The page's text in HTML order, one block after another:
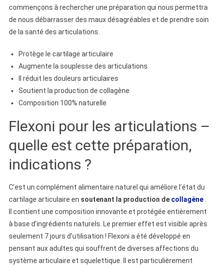
commençons à rechercher une préparation qui nous permettra
de nous débarrasser des maux désagréables et de prendre soin
de la santé des articulations.
Protège le cartilage articulaire
Augmente la souplesse des articulations
Il réduit les douleurs articulaires
Soutient la production de collagène
Composition 100% naturelle
Flexoni pour les articulations –
quelle est cette préparation,
indications ?
C’est un complément alimentaire naturel qui améliore l’état du
cartilage articulaire en soutenant la production de collagène.
Il contient une composition innovante et protégée entièrement
à base d’ingrédients naturels. Le premier effet est visible après
seulement 7 jours d’utilisation ! Flexoni a été développé en
pensant aux adultes qui souffrent de diverses affections du
système articulaire et squelettique. Il est particulièrement